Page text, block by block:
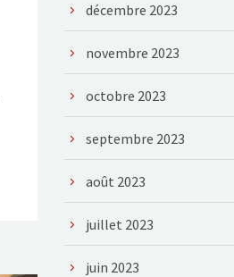
décembre 2023
novembre 2023
octobre 2023
septembre 2023
août 2023
juillet 2023
juin 2023